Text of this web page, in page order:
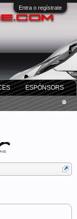
Entra o regístrate
ESPÓNSORS